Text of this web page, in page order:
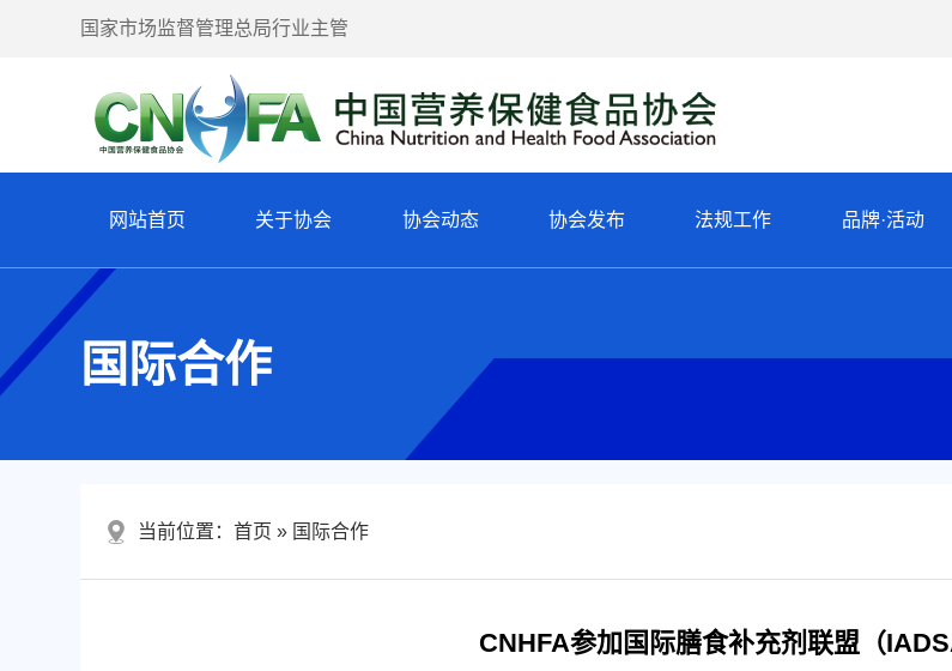
国家市场监督管理总局行业主管
网站首页 关于协会 协会动态 协会发布 法规工作 品牌·活动
国际合作
当前位置：首页 国际合作
CNHFA参加国际膳食补充剂联盟（